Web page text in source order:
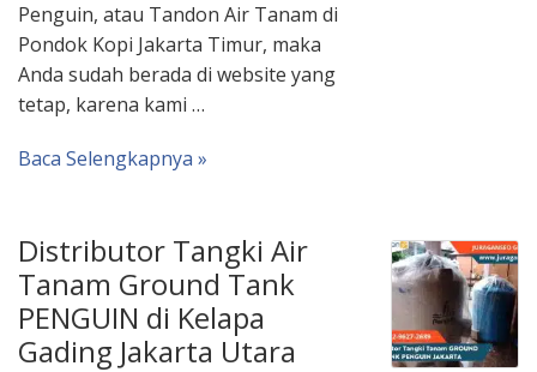
Penguin, atau Tandon Air Tanam di
Pondok Kopi Jakarta Timur, maka
Anda sudah berada di website yang
tetap, karena kami …
Baca Selengkapnya »
Distributor Tangki Air
Tanam Ground Tank
PENGUIN di Kelapa
Gading Jakarta Utara